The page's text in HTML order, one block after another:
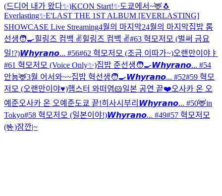
(드디어 내가 왔다✨)KCON Start!✨도쿄에서~🦌 🐧
Everlasting✨E'LAST THE 1ST ALBUM [EVERLASTING]
SHOWCASE Live Streaming4월의 마지막24월의 마지막집밥 롬
선생🧑‍🍳힐링즈 컴백 ✌️힐링즈 컴백 ✌️#63 혁모저모 (벌써 금요
일!?)𝙒𝙝𝙮𝙧𝙖𝙣𝙤... #56#62 혁모저모 (조금 이따가~)오랜만이야ㅑ
#61 혁모저모 (Voice Only✨)집밥 준선생🧑‍🍳𝙒𝙝𝙮𝙧𝙖𝙣𝙤... #54
안뇽🦌3월 어서와~~집밥 혁선생🧑‍🍳𝙒𝙝𝙮𝙧𝙖𝙣𝙤... #52#59 혁모
저모 (오랜만이야♥)햄스터 와떠염🐹일본 공연 끝❤️오사카 온 오
예준오사카 온 오예준도쿄 끝!히사시부리 𝙒𝙝𝙮𝙧𝙖𝙣𝙤... #50🦌in
Tokyo#58 혁모저모 (일본이야!)𝙒𝙝𝙮𝙧𝙖𝙣𝙤... #49#57 혁모저모
(🤟)잠깐|~